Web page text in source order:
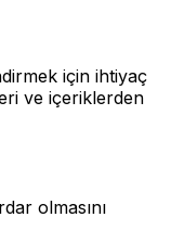
için ihtiyaç
ve içeriklerden
olmasını